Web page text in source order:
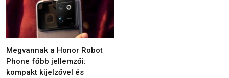
Megvannak a Honor Robot
Phone főbb jellemzői:
kompakt kijelzővel és